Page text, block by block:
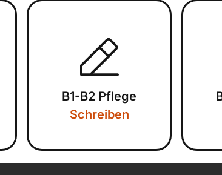
B1-B2 Pflege
Schreiben